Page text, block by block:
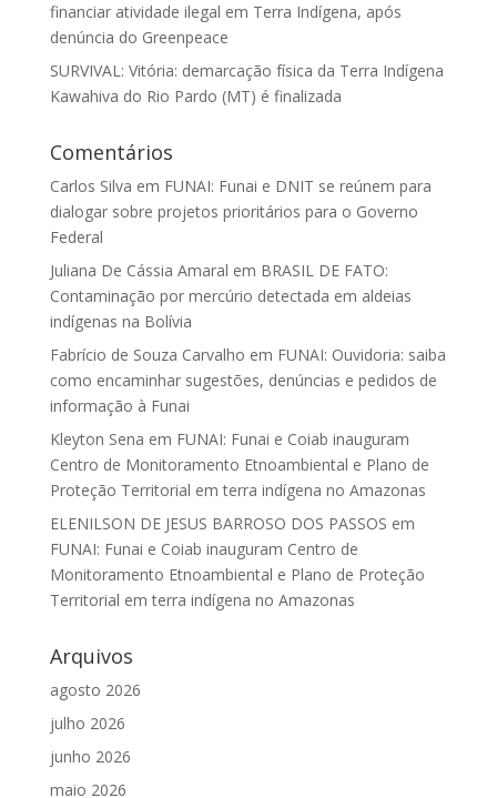
financiar atividade ilegal em Terra Indígena, após
denúncia do Greenpeace
SURVIVAL: Vitória: demarcação física da Terra Indígena
Kawahiva do Rio Pardo (MT) é finalizada
Comentários
Carlos Silva em FUNAI: Funai e DNIT se reúnem para
dialogar sobre projetos prioritários para o Governo
Federal
Juliana De Cássia Amaral em BRASIL DE FATO:
Contaminação por mercúrio detectada em aldeias
indígenas na Bolívia
Fabrício de Souza Carvalho em FUNAI: Ouvidoria: saiba
como encaminhar sugestões, denúncias e pedidos de
informação à Funai
Kleyton Sena em FUNAI: Funai e Coiab inauguram
Centro de Monitoramento Etnoambiental e Plano de
Proteção Territorial em terra indígena no Amazonas
ELENILSON DE JESUS BARROSO DOS PASSOS em
FUNAI: Funai e Coiab inauguram Centro de
Monitoramento Etnoambiental e Plano de Proteção
Territorial em terra indígena no Amazonas
Arquivos
agosto 2026
julho 2026
junho 2026
maio 2026